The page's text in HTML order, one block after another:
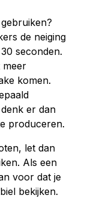
de neiging
seconden.
meer
komen.
er dan
produceren.
let dan
Als een
voor dat je
bekijken.